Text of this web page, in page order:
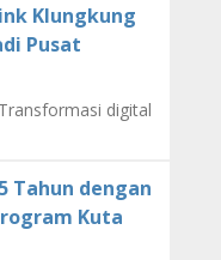
Klungkung
Pusat
digital
Tahun dengan
Kuta